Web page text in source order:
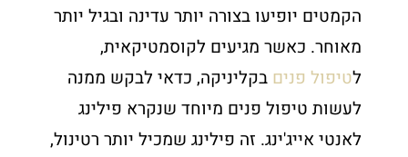
הקמטים יופיעו בצורה יותר עדינה ובגיל יותר
מאוחר. כאשר מגיעים לקוסמטיקאית,
לטיפול פנים בקליניקה, כדאי לבקש ממנה
לעשות טיפול פנים מיוחד שנקרא פילינג
לאנטי אייג'ינג. זה פילינג שמכיל יותר רטינול,